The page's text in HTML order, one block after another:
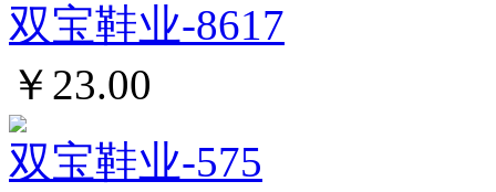
双宝鞋业-8617
￥23.00
双宝鞋业-575